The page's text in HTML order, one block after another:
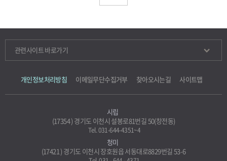
개인정보처리방침 이메일무단수집거부 찾아오시는길 사이트맵
시립
(17354 ) 경기도 이천시 설봉로81번길 50(창전동)
Tel. 031-644-4351~4
청미
(17421 ) 경기도 이천시 장호원읍 서동대로8829번길 53-6
관련사이트 바로가기